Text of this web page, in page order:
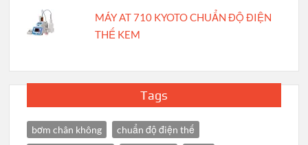
MÁY AT 710 KYOTO CHUẨN ĐỘ ĐIỆN
THẾ KEM
Tags
bơm chân không
chuẩn độ điện thế